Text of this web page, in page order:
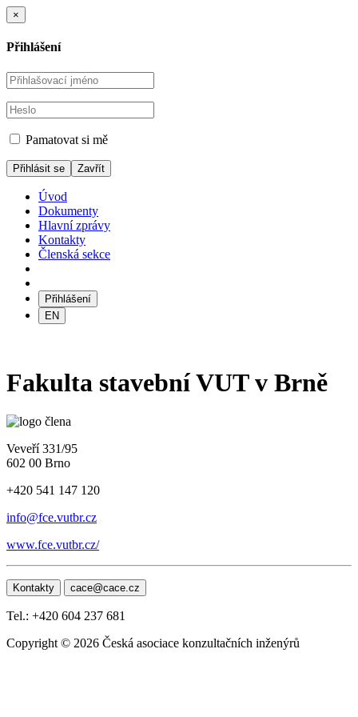
×
Přihlášení
Pamatovat si mě
Zavřít
Úvod
Dokumenty
Hlavní zprávy
Kontakty
Členská sekce
Přihlášení
EN
Fakulta stavební VUT v Brně
Veveří 331/95
602 00 Brno
+420 541 147 120
info@fce.vutbr.cz
www.fce.vutbr.cz/
Kontakty cace@cace.cz
Tel.: +420 604 237 681
Copyright © 2026 Česká asociace konzultačních inženýrů